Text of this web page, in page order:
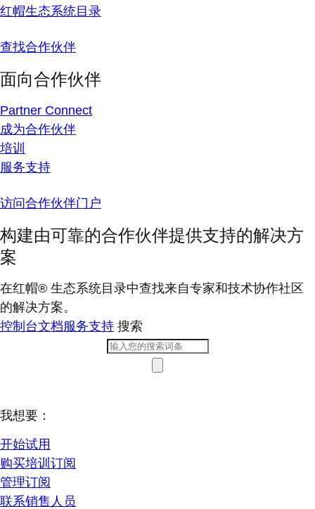
红帽生态系统目录
查找合作伙伴
面向合作伙伴
Partner Connect
成为合作伙伴
培训
服务支持
访问合作伙伴门户
构建由可靠的合作伙伴提供支持的解决方
案
在红帽® 生态系统目录中查找来自专家和技术协作社区
的解决方案。
控制台文档服务支持 搜索
我想要：
开始试用
购买培训订阅
管理订阅
联系销售人员